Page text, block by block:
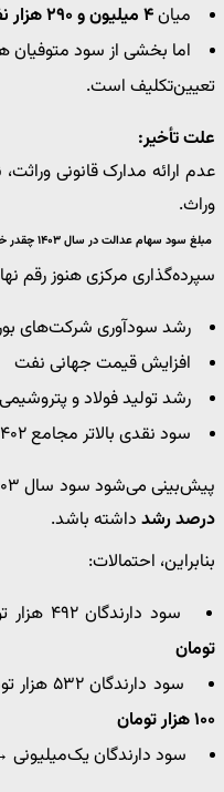
میان۴ میلیون و ۲۹۰ هزار نفر از وراث
اما بخشی از سود
تعیین‌تکلیف است.
علت تأخیر:
عدم ارائه مدارک قانونی
وراث.
مبلغ سود سهام عدالت در سال ۱۴۰۳ چقدر خواهد بود؟ (پیش‌بینی کارشناسی)
سپرده‌گذاری مرکزی هنوز رقم
رشد سودآوری شرکت‌های
افزایش قیمت جهانی نفت
رشد تولید فولاد و پتروشیمی
سود نقدی بالاتر مجامع ۱۴۰۲ نسبت به سال‌های قبل
پیش‌بینی می‌شود سود سال ۱۴۰۳ نسبت به سال گذشته
درصد رشد داشته باشد.
بنابراین، احتمالات:
سود دارندگان ۴۹۲ هزار تومانی → حدود
تومان
سود دارندگان ۵۳۲ هزار تومانی → حدود
۱۰۰ هزار تومان
سود دارندگان